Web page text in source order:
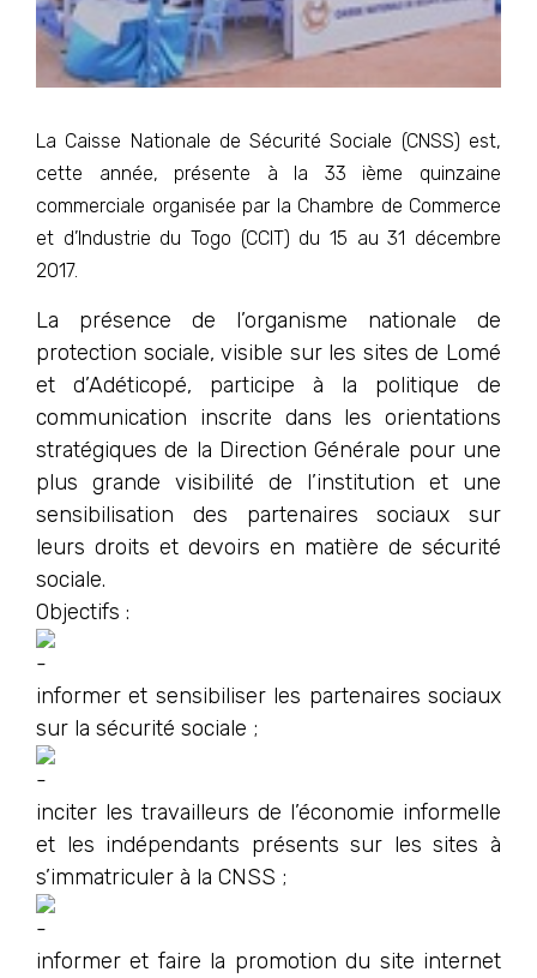
La Caisse Nationale de Sécurité Sociale (CNSS) est,
cette année, présente à la 33 ième quinzaine
commerciale organisée par la Chambre de Commerce
et d’Industrie du Togo (CCIT) du 15 au 31 décembre
2017.
La présence de l’organisme nationale de
protection sociale, visible sur les sites de Lomé
et d’Adéticopé, participe à la politique de
communication inscrite dans les orientations
stratégiques de la Direction Générale pour une
plus grande visibilité de l’institution et une
sensibilisation des partenaires sociaux sur
leurs droits et devoirs en matière de sécurité
sociale.
Objectifs :
informer et sensibiliser les partenaires sociaux
sur la sécurité sociale ;
inciter les travailleurs de l’économie informelle
et les indépendants présents sur les sites à
s’immatriculer à la CNSS ;
informer et faire la promotion du site internet